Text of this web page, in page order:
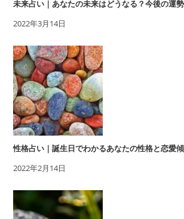
未来占い｜あなたの未来はどうなる？今後の運
2022年3月14日
性格占い｜誕生日でわかるあなたの性格と恋愛
2022年2月14日